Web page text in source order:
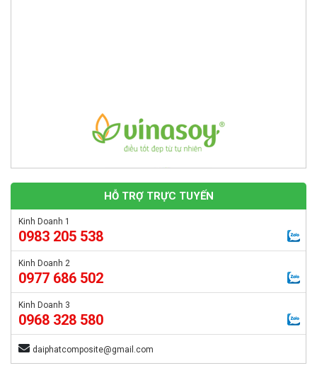
HỖ TRỢ TRỰC TUYẾN
Kinh Doanh 1
0983 205 538
Kinh Doanh 2
0977 686 502
Kinh Doanh 3
0968 328 580
daiphatcomposite@gmail.com
Máng Cáp FRP Composite Chống Ăn Mòn Đại
Phát | Đủ Kích Thước
Tiêu Chuẩn Tấm Sàn Grating Composite
Pultrusion Chịu Lực
Song chắn rác composite 960×530 – Giải
pháp tối ưu cho hệ thống thoát nước của bạn